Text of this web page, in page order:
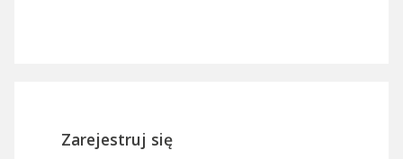
Zarejestruj się